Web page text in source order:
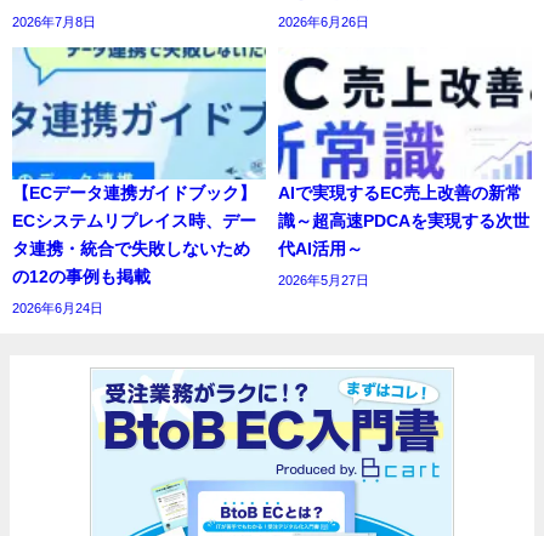
2026年7月8日 2026年6月26日
【ECデータ連携ガイドブック】
ECシステムリプレイス時、デー
タ連携・統合で失敗しないため
の12の事例も掲載
2026年6月24日
AIで実現するEC売上改善の新常
識～超高速PDCAを実現する次世
代AI活用～
2026年5月27日